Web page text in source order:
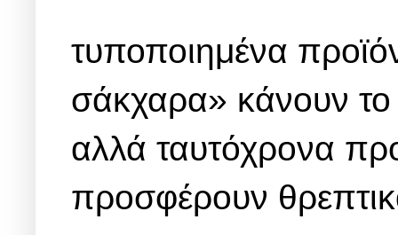
τυποποιημένα
σάκχαρα» κάνουν το
αλλά ταυτόχρονα
προσφέρουν